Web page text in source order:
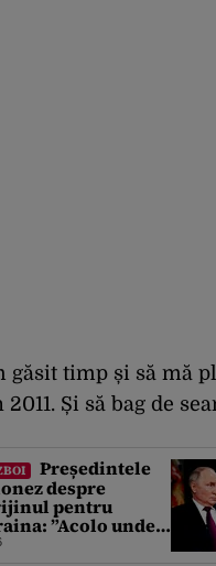
găsit timp și să mă
2011. Și să bag de
Președintele
despre
pentru
”Acolo unde
bătut un moscal,